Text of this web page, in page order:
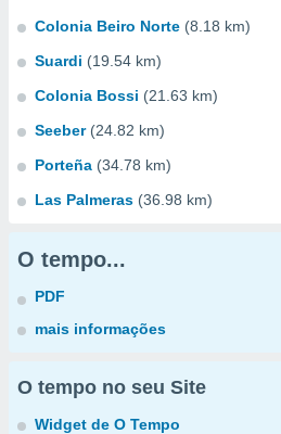
Colonia Beiro Norte (8.18 km)
Suardi (19.54 km)
Colonia Bossi (21.63 km)
Seeber (24.82 km)
Porteña (34.78 km)
Las Palmeras (36.98 km)
O tempo...
PDF
mais informações
O tempo no seu Site
Widget de O Tempo